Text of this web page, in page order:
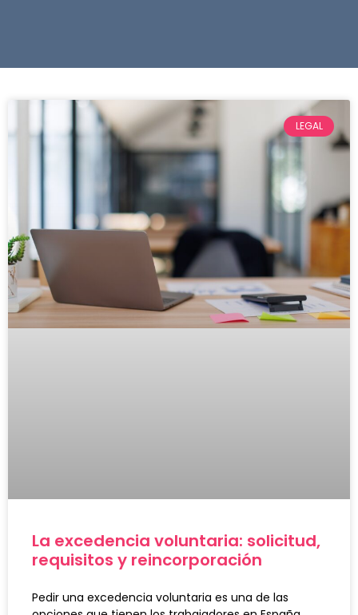
LEGAL
La excedencia voluntaria: solicitud,
requisitos y reincorporación
Pedir una excedencia voluntaria es una de las